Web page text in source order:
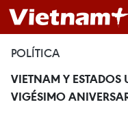
POLÍTICA
VIETNAM Y ESTADOS
VIGÉSIMO